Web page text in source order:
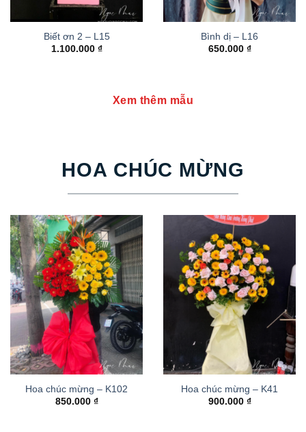
Biết ơn 2 – L15
1.100.000 ₫
Bình dị – L16
650.000 ₫
Xem thêm mẫu
HOA CHÚC MỪNG
Hoa chúc mừng – K102
850.000 ₫
Hoa chúc mừng – K41
900.000 ₫